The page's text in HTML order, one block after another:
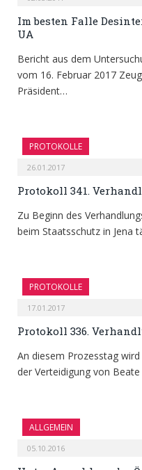
Im besten Falle
UA
Bericht aus dem
vom 16. Februar 2017
Präsident…
PROTOKOLLE
26.01.2017
Protokoll 341.
Zu Beginn des
beim Staatsschutz in Jena
PROTOKOLLE
17.01.2017
Protokoll 336.
An diesem Prozesstag
der Verteidigung von
ALLGEMEIN
05.10.2016